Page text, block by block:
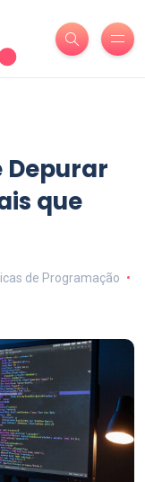
Depurar
que
de Programação